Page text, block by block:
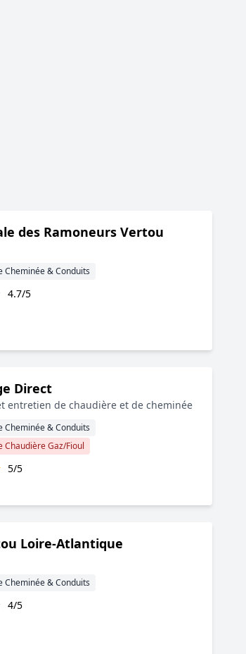
des Ramoneurs Vertou
Cheminée & Conduits
4.7/5
Direct
entretien de chaudière et de cheminée
Cheminée & Conduits
Chaudière Gaz/Fioul
5/5
Loire-Atlantique
Cheminée & Conduits
4/5